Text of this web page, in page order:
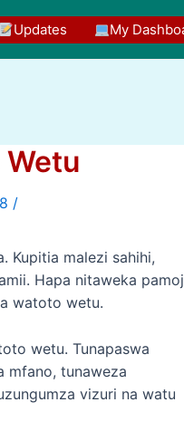
Updates My
/
Kupitia malezi sahihi,
Hapa nitaweka
watoto wetu.
wetu. Tunapaswa
mfano, tunaweza
vizuri na watu